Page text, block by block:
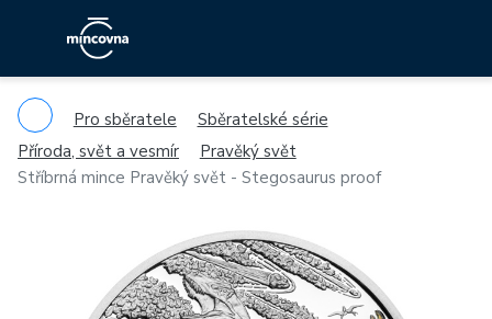
Pro sběratele
Sběratelské série
Příroda, svět a vesmír
Pravěký svět
Stříbrná mince Pravěký svět - Stegosaurus proof